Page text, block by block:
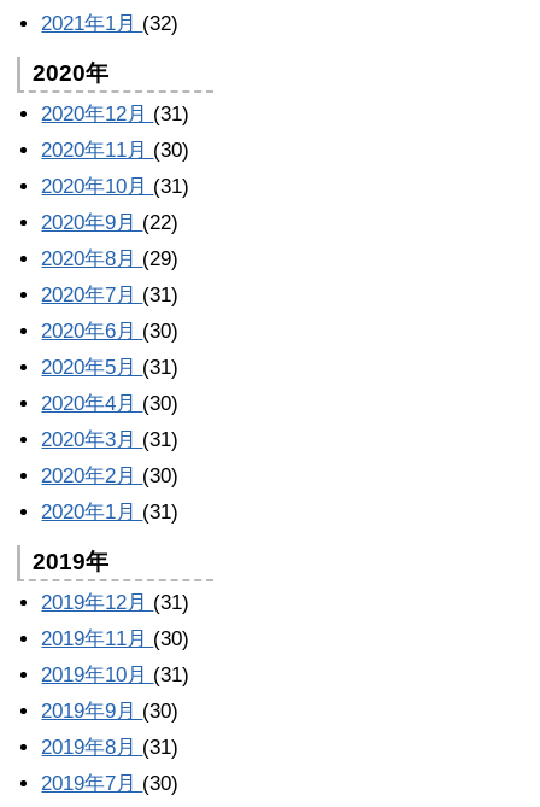
2021年1月 (32)
2020年
2020年12月 (31)
2020年11月 (30)
2020年10月 (31)
2020年9月 (22)
2020年8月 (29)
2020年7月 (31)
2020年6月 (30)
2020年5月 (31)
2020年4月 (30)
2020年3月 (31)
2020年2月 (30)
2020年1月 (31)
2019年
2019年12月 (31)
2019年11月 (30)
2019年10月 (31)
2019年9月 (30)
2019年8月 (31)
2019年7月 (30)